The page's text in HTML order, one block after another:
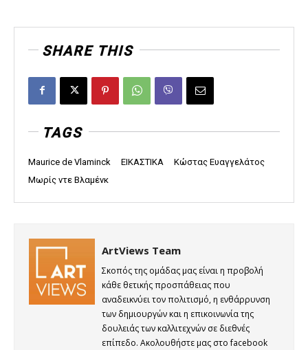
SHARE THIS
TAGS
Maurice de Vlaminck ΕΙΚΑΣΤΙΚΑ
Κώστας Ευαγγελάτος
Μωρίς ντε Βλαμένκ
ArtViews Team
Σκοπός της ομάδας μας είναι η προβολή
κάθε θετικής προσπάθειας που
αναδεικνύει τον πολιτισμό, η ενθάρρυνση
των δημιουργών και η επικοινωνία της
δουλειάς των καλλιτεχνών σε διεθνές
επίπεδο. Ακολουθήστε μας στο facebook